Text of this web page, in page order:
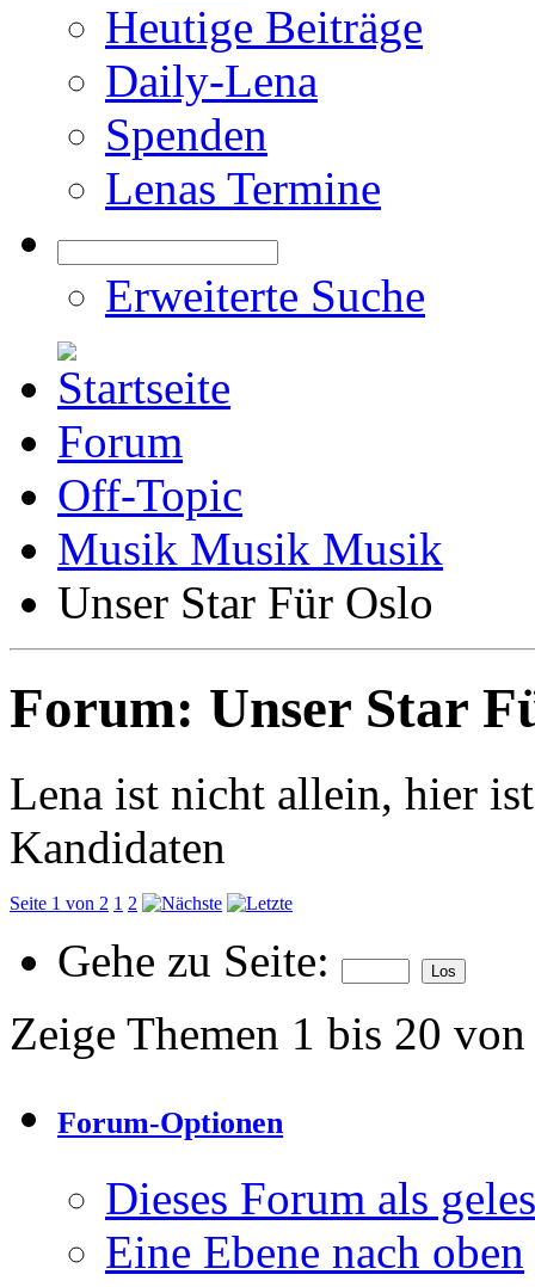
Heutige Beiträge
Daily-Lena
Spenden
Lenas Termine
Erweiterte Suche
Forum
Off-Topic
Musik Musik Musik
Unser Star Für Oslo
Forum: Unser Star
Lena ist nicht allein, hier
Kandidaten
Seite 1 von 2 1 2
Gehe zu Seite:
Zeige Themen 1 bis 20
Forum-Optionen
Dieses Forum als
Eine Ebene nach oben